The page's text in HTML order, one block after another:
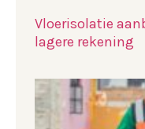
Vloerisolatie
lagere rekening